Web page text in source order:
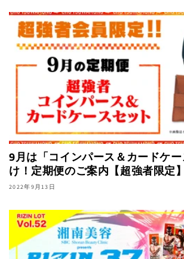
9月は「コインパース＆カードケ
け！定期便のご案内【超強者限定】
2022年9月13日